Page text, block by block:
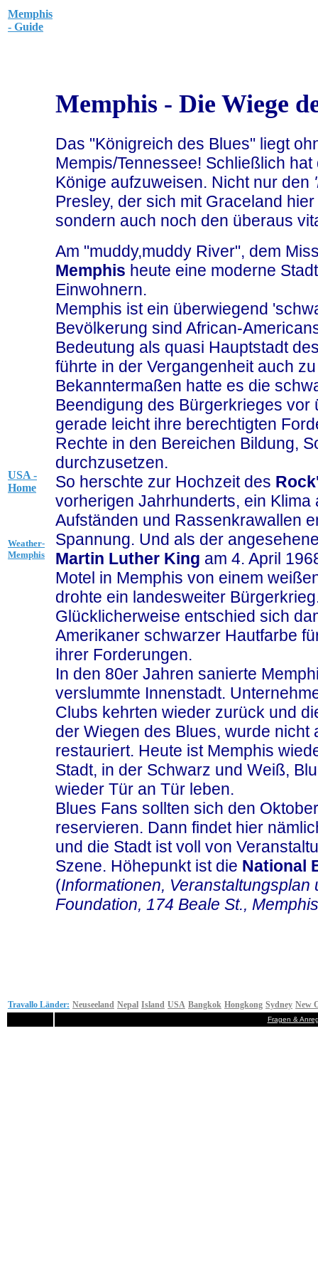
Memphis
- Guide
USA -
Home
Weather-
Memphis
Memphis - Die Wiege
Das "Königreich des Blues" liegt
Mempis/Tennessee! Schließlich
Könige aufzuweisen. Nicht nur den
Presley, der sich mit Graceland
sondern auch noch den überaus
Am "muddy,muddy River", dem
Memphis heute eine moderne
Einwohnern.
Memphis ist ein überwiegend
Bevölkerung sind African-
Bedeutung als quasi Hauptstadt
führte in der Vergangenheit auch
Bekanntermaßen hatte es die
Beendigung des Bürgerkrieges vor
gerade leicht ihre berechtigten
Rechte in den Bereichen Bildung,
durchzusetzen.
So herschte zur Hochzeit des
vorherigen Jahrhunderts, ein
Aufständen und Rassenkrawallen
Spannung. Und als der
Martin Luther King am 4. April
Motel in Memphis von einem
drohte ein landesweiter
Glücklicherweise entschied sich
Amerikaner schwarzer Hautfarbe
ihrer Forderungen.
In den 80er Jahren sanierte
verslummte Innenstadt.
Clubs kehrten wieder zurück und
der Wiegen des Blues, wurde nicht
restauriert. Heute ist Memphis
Stadt, in der Schwarz und Weiß,
wieder Tür an Tür leben.
Blues Fans sollten sich den
reservieren. Dann findet hier
und die Stadt ist voll von
Szene. Höhepunkt ist die National
(Informationen,
Foundation, 174 Beale St.,
Travallo Länder: Neuseeland Nepal Island USA Bangkok Hongkong Sydney New
Fragen &